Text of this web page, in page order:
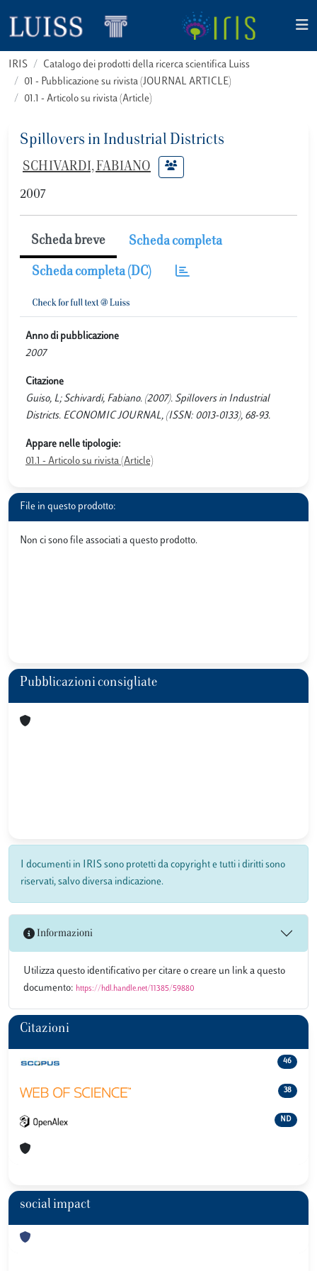
IRIS
Catalogo dei prodotti della ricerca scientifica Luiss
01 - Pubblicazione su rivista (JOURNAL ARTICLE)
01.1 - Articolo su rivista (Article)
Spillovers in Industrial Districts
SCHIVARDI, FABIANO
2007
Scheda breve Scheda completa
Scheda completa (DC)
Anno di pubblicazione
2007
Citazione
Guiso, L; Schivardi, Fabiano. (2007). Spillovers in Industrial
Districts. ECONOMIC JOURNAL, (ISSN: 0013-0133), 68-93.
Appare nelle tipologie:
01.1 - Articolo su rivista (Article)
File in questo prodotto:
Non ci sono file associati a questo prodotto.
Pubblicazioni consigliate
I documenti in IRIS sono protetti da copyright e tutti i diritti sono
riservati, salvo diversa indicazione.
Informazioni
Utilizza questo identificativo per citare o creare un link a questo
documento: https://hdl.handle.net/11385/59880
Citazioni
46
38
ND
social impact